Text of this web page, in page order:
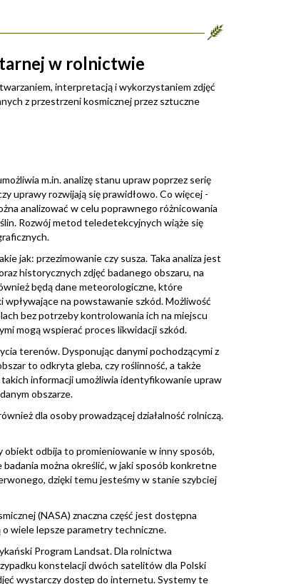
w rolnictwie
interpretacją i wykorzystaniem zdjęć
z przestrzeni kosmicznej przez sztuczne
m.in. analizę stanu upraw poprzez serię
uprawy rozwijają się prawidłowo. Co więcej -
analizować w celu poprawnego różnicowania
Rozwój metod teledetekcyjnych wiąże się
jak: przezimowanie czy susza. Taka analiza jest
historycznych zdjęć badanego obszaru, na
będą dane meteorologiczne, które
na powstawanie szkód. Możliwość
bez potrzeby kontrolowania ich na miejscu
mogą wspierać proces likwidacji szkód.
terenów. Dysponując danymi pochodzącymi z
to odkryta gleba, czy roślinność, a także
informacji umożliwia identyfikowanie upraw
obszarze.
dla osoby prowadzącej działalność rolniczą.
odbija to promieniowanie w inny sposób,
można określić, w jaki sposób konkretne
dzięki temu jesteśmy w stanie szybciej
(NASA) znaczna część jest dostępna
wiele lepsze parametry techniczne.
Program Landsat. Dla rolnictwa
konstelacji dwóch satelitów dla Polski
wystarczy dostęp do internetu. Systemy te